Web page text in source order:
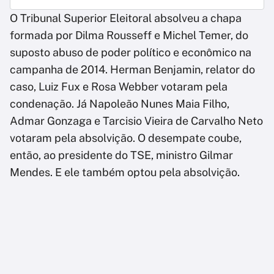
O Tribunal Superior Eleitoral absolveu a chapa
formada por Dilma Rousseff e Michel Temer, do
suposto abuso de poder político e econômico na
campanha de 2014. Herman Benjamin, relator do
caso, Luiz Fux e Rosa Webber votaram pela
condenação. Já Napoleão Nunes Maia Filho,
Admar Gonzaga e Tarcisio Vieira de Carvalho Neto
votaram pela absolvição. O desempate coube,
então, ao presidente do TSE, ministro Gilmar
Mendes. E ele também optou pela absolvição.